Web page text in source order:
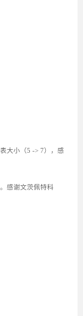
大小（5 -> 7），感
感谢文茨佩特科